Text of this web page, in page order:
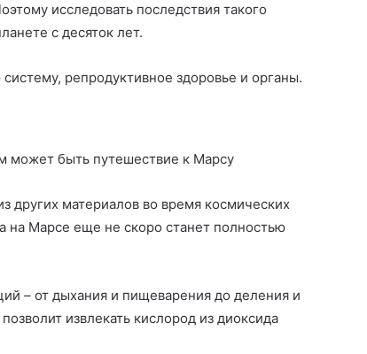
исследовать последствия такого
с десяток лет.
репродуктивное здоровье и органы.
других материалов во время космических
на Марсе еще не скоро станет полностью
– от дыхания и пищеварения до деления и
извлекать кислород из диоксида